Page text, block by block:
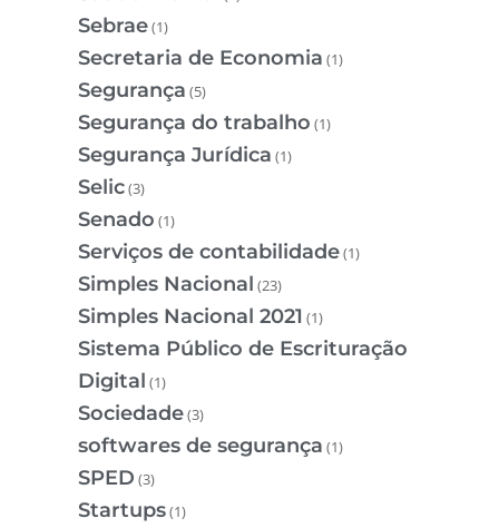
Sebrae(1)
Secretaria de Economia (1)
Segurança (5)
Segurança do trabalho (1)
Segurança Jurídica (1)
Selic(3)
Senado (1)
Serviços de contabilidade(1)
Simples Nacional (23)
Simples Nacional 2021 (1)
Sistema Público de Escrituração
Digital (1)
Sociedade(3)
softwares de segurança (1)
SPED (3)
Startups(1)